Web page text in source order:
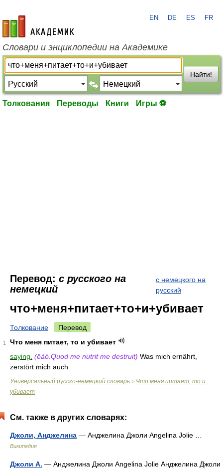
academic.ru
EN DE ES FR
Словари и энциклопедии на Академике
Найти!
Толкования Переводы Книги Игры ⚽
Перевод: с русского на
немецкий
с немецкого на
русский
что+меня+питает+то+и+убивает
Толкование Перевод
1
Что меня питает, то и убивает
saying. (ëàò.Quod me nutrit me destruit) Was mich ernährt,
zerstört mich auch
Универсальный русско-немецкий словарь > Что меня питает, то и
убивает
См. также в других словарях:
Джоли, Анджелина — Анджелина Джоли Angelina Jolie …
Википедия
Джоли А. — Анджелина Джоли Angelina Jolie Анджелина Джоли